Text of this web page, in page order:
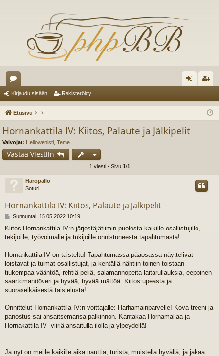
es
ku
ua
ee
au ist
Kirjaudu sisään Rekisteröidy
Etusivu
Hornankattila IV: Kiitos, Palaute ja Jälkipelit
Valvojat: Hellowenisti Teme
Vastaa Viestiin
1 viesti • Sivu 1/1
Häröpallo
Soturi
Hornankattila IV: Kiitos, Palaute ja Jälkipelit
V
e
s
i
Sunnuntai, 15.05.2022 10:19
Kiitos Hornankattila IV:n järjestäjätiimin puolesta kaikille osallistujille,
tekijöille, työvoimalle ja tukijoille onnistuneesta tapahtumasta!
Hornankattila IV on taisteltu! Tapahtumassa pääosassa näyttelivät
loistavat ja tuimat osallistujat, ja kentällä nähtiin toinen toistaan
tiukempaa vääntöä, rehtiä peliä, salamannopeita laitarullauksia, eeppinen
saartomanööveri ja hyvää, hyvää mättöä. Kiitos upeasta ja
suoraselkäisestä taistelusta!
Onnittelut Hornankattila IV:n voittajalle: Harhamainparvelle! Kova treeni ja
panostus sai ansaitsemansa palkinnon. Kantakaa Hornamaljaa ja
Hornakattila IV -viiriä ansaitulla ilolla ja ylpeydellä!
Ja nyt on meille kaikille aika nauttia, turista, muistella hyvällä, ja jakaa